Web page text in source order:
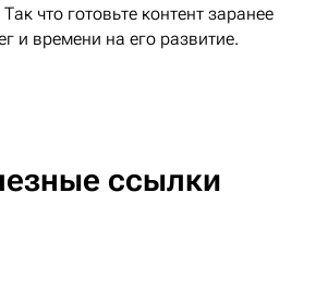
что готовьте контент заранее
и времени на его развитие.
ссылки